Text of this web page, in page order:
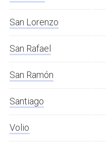
San Lorenzo
San Rafael
San Ramón
Santiago
Volio